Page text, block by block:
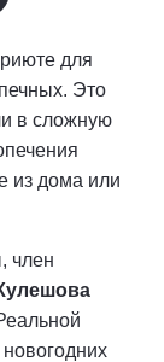
для
Это
в сложную
из дома или
член